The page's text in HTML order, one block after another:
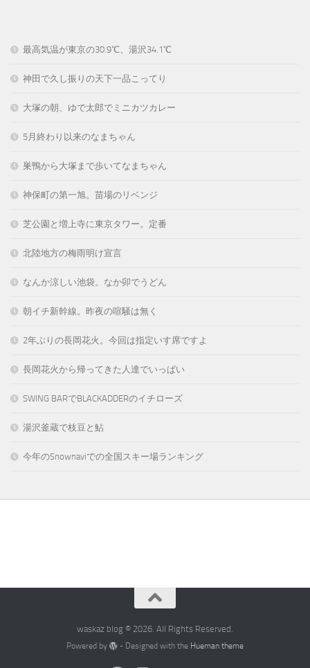
最高気温が東京の30.9℃、湯沢34.1℃
神田で久し振りの天下一品こってり
大塚の朝、ゆで太郎でミニカツカレー
5月終わり以来のなまちゃん
巣鴨から大塚まで歩いてなまちゃん
神保町の第一旭。苗場のリベンジ
芝公園と増上寺に東京タワー。定番
北陸地方の梅雨明け宣言
なんか涼しい池袋。なか卯でうどん
朝イチ新幹線。昨夜の喧騒は無く
2年ぶりの長岡花火。今回は指定いす席ですよ
長岡花火から帰ってきた人達でいっぱい
SWING BARでBLACKADDERのイチローズ
湯沢釜蔵で枝豆と鮎
今年のSnownaviでの全国スキー場ランキング
waskaz blog © 2026. All Rights Reserved.
Powered by - Designed with the Hueman theme